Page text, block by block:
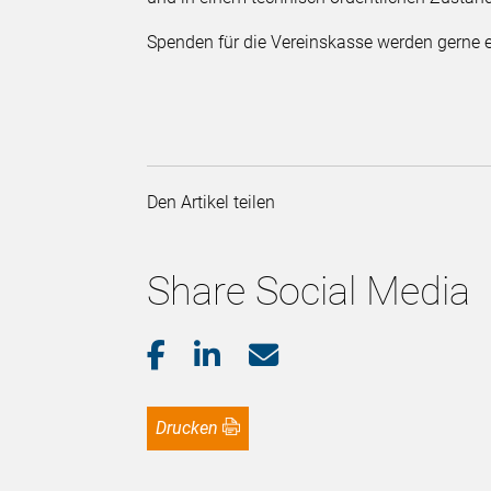
Spenden für die Vereinskasse werden gerne
Den Artikel teilen
Share Social Media
Drucken